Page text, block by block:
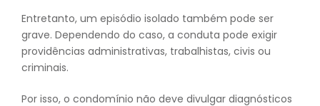
Entretanto, um episódio isolado também pode ser
grave. Dependendo do caso, a conduta pode exigir
providências administrativas, trabalhistas, civis ou
criminais.
Por isso, o condomínio não deve divulgar diagnósticos